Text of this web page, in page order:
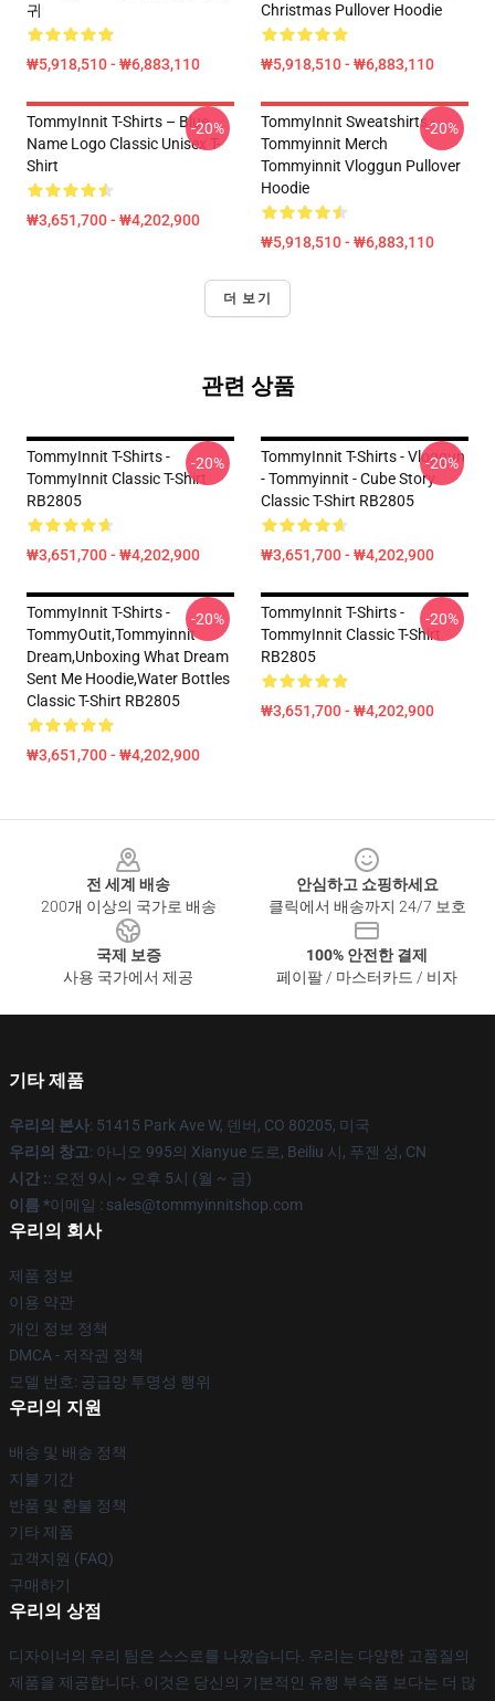
귀
₩5,918,510 - ₩6,883,110
Christmas Pullover Hoodie
₩5,918,510 - ₩6,883,110
TommyInnit T-Shirts – Blue
Name Logo Classic Unisex T-
Shirt
₩3,651,700 - ₩4,202,900
-20%
TommyInnit Sweatshirts -
Tommyinnit Merch
Tommyinnit Vloggun Pullover
Hoodie
₩5,918,510 - ₩6,883,110
-20%
더 보기
관련 상품
TommyInnit T-Shirts -
TommyInnit Classic T-Shirt
RB2805
₩3,651,700 - ₩4,202,900
-20%
TommyInnit T-Shirts - Vloggun
- Tommyinnit - Cube Story
Classic T-Shirt RB2805
₩3,651,700 - ₩4,202,900
-20%
TommyInnit T-Shirts -
TommyOutit,Tommyinnit
Dream,Unboxing What Dream
Sent Me Hoodie,Water Bottles
Classic T-Shirt RB2805
₩3,651,700 - ₩4,202,900
-20%
TommyInnit T-Shirts -
TommyInnit Classic T-Shirt
RB2805
₩3,651,700 - ₩4,202,900
-20%
전 세계 배송
200개 이상의 국가로 배송
안심하고 쇼핑하세요
클릭에서 배송까지 24/7 보호
국제 보증
사용 국가에서 제공
100% 안전한 결제
페이팔 / 마스터카드 / 비자
기타 제품
우리의 본사: 51415 Park Ave W, 덴버, CO 80205, 미국
우리의 창고: 아니오 995의 Xianyue 도로, Beiliu 시, 푸젠 성, CN
시간 :: 오전 9시 ~ 오후 5시 (월 ~ 금)
이름 *이메일 : sales@tommyinnitshop.com
우리의 회사
제품 정보
이용 약관
개인 정보 정책
DMCA - 저작권 정책
모델 번호: 공급망 투명성 행위
우리의 지원
배송 및 배송 정책
지불 기간
반품 및 환불 정책
기타 제품
고객지원 (FAQ)
구매하기
우리의 상점
디자이너의 우리 팀은 스스로를 나왔습니다. 우리는 다양한 고품질의
제품을 제공합니다. 이것은 당신의 기본적인 유행 부속품 보다는 더 많